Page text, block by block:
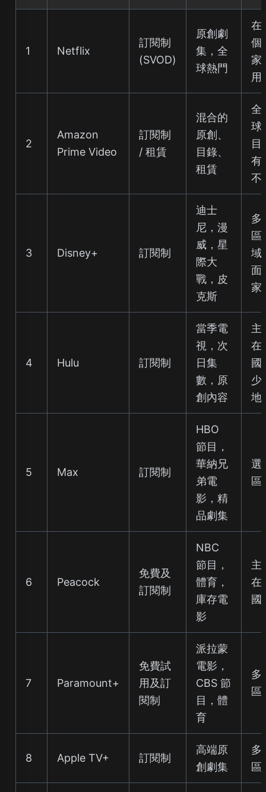
1 Netflix
訂閱制
(SVOD)
原創劇
集，全
球熱門
在
個
家
用
2
Amazon
Prime Video
訂閱制
/ 租賃
混合的
原創、
目錄、
租賃
全
球
目
有
不
3 Disney+ 訂閱制
迪士
尼，漫
威，星
際大
戰，皮
克斯
多
區
域
面
家
4 Hulu 訂閱制
當季電
視，次
日集
數，原
創內容
主
在
國
少
地
5 Max 訂閱制
HBO
節目，
華納兄
弟電
影，精
品劇集
選
區
6 Peacock
免費及
訂閱制
NBC
節目，
體育，
庫存電
影
主
在
國
7 Paramount+
免費試
用及訂
閱制
派拉蒙
電影，
CBS 節
目，體
育
多
區
8 Apple TV+ 訂閱制
高端原
創劇集
多
區